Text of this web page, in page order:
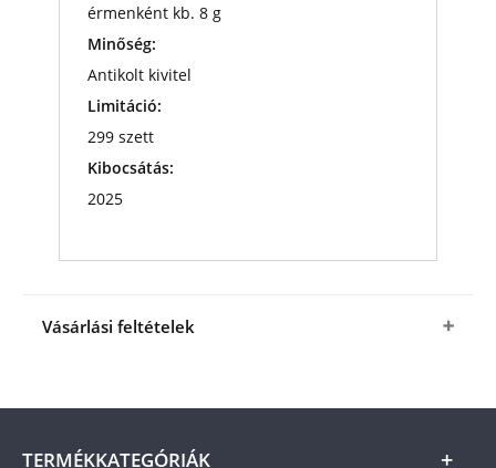
érmenként kb. 8 g
Minőség:
Antikolt kivitel
Limitáció:
299 szett
Kibocsátás:
2025
Vásárlási feltételek
éremszetteta fenti kedvező áron (+ azÁSZF-ben
termék ára online, vagy szállításkor a futárnak
TERMÉKKATEGÓRIÁK